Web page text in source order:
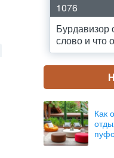
1076
Бурдавизор
слово и что
Как